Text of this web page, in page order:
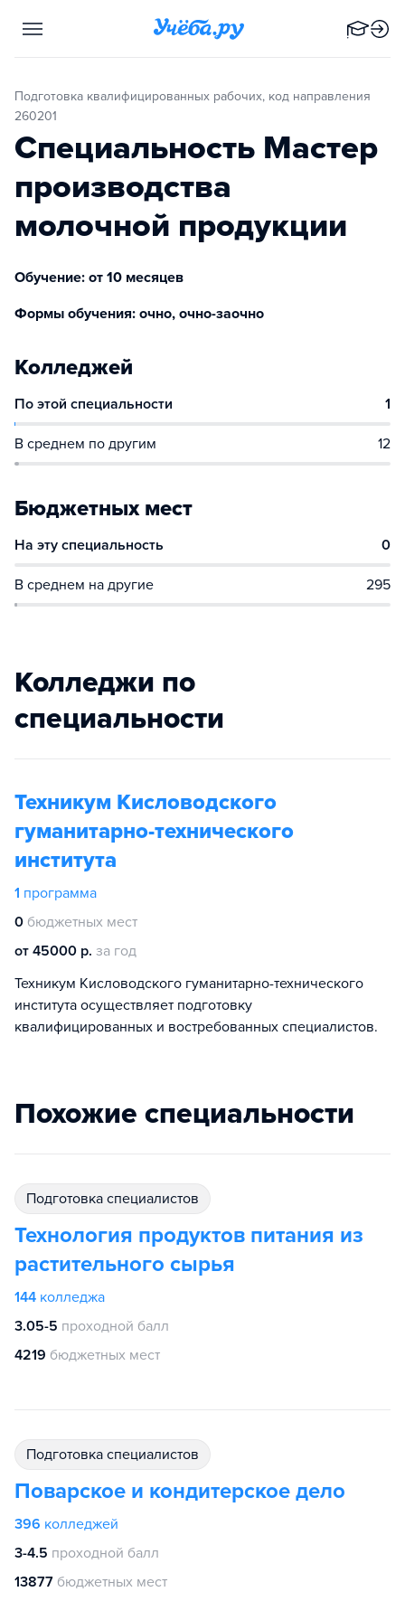
Подготовка квалифицированных рабочих, код направления
260201
Специальность Мастер
производства
молочной продукции
Обучение: от 10 месяцев
Формы обучения: очно, очно-заочно
Колледжей
По этой специальности 1
В среднем по другим 12
Бюджетных мест
На эту специальность 0
В среднем на другие 295
Колледжи по
специальности
Техникум Кисловодского
гуманитарно-технического
института
1 программа
0 бюджетных мест
от 45000 р. за год
Техникум Кисловодского гуманитарно-технического
института осуществляет подготовку
квалифицированных и востребованных специалистов.
Похожие специальности
подготовка специалистов
Технология продуктов питания из
растительного сырья
144 колледжа
3.05-5 проходной балл
4219 бюджетных мест
подготовка специалистов
Поварское и кондитерское дело
396 колледжей
3-4.5 проходной балл
13877 бюджетных мест